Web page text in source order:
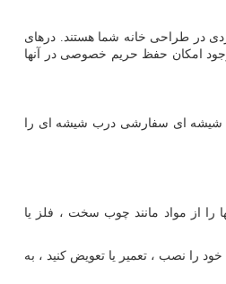
در طراحی خانه شما هستند. درهای
امکان حفظ حریم خصوصی در آنها
شیشه ای سفارشی درب شیشه ای را
از مواد مانند چوب سخت ، فلز یا
را نصب ، تعمیر یا تعویض کنید ، به